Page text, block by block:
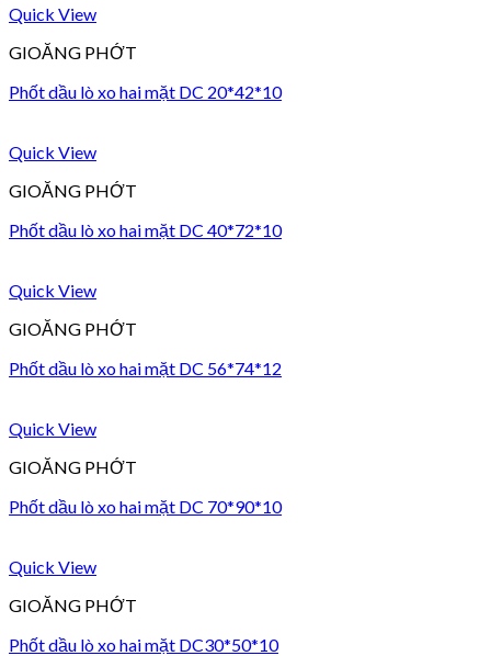
Quick View
GIOĂNG PHỚT
Phốt dầu lò xo hai mặt DC 20*42*10
Quick View
GIOĂNG PHỚT
Phốt dầu lò xo hai mặt DC 40*72*10
Quick View
GIOĂNG PHỚT
Phốt dầu lò xo hai mặt DC 56*74*12
Quick View
GIOĂNG PHỚT
Phốt dầu lò xo hai mặt DC 70*90*10
Quick View
GIOĂNG PHỚT
Phốt dầu lò xo hai mặt DC30*50*10